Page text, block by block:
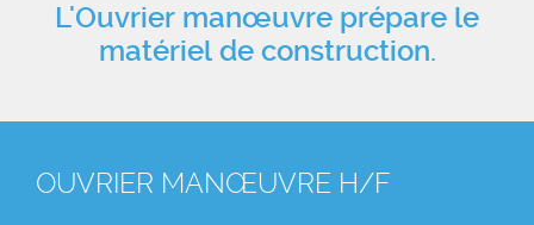
L'Ouvrier manœuvre prépare le
matériel de construction.
OUVRIER MANŒUVRE H/F